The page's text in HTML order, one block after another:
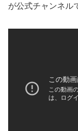
が公式チャンネル